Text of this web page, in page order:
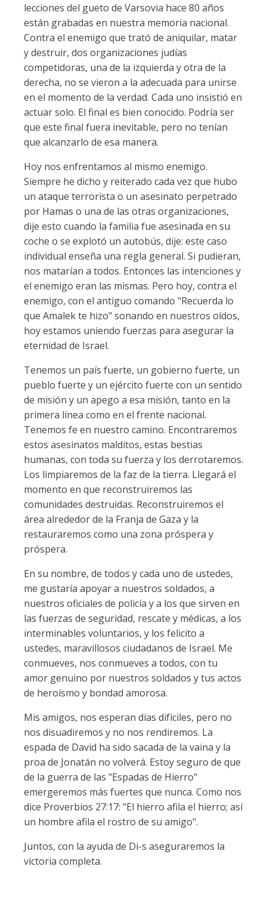
lecciones del gueto de Varsovia hace 80 años
están grabadas en nuestra memoria nacional.
Contra el enemigo que trató de aniquilar, matar
y destruir, dos organizaciones judías
competidoras, una de la izquierda y otra de la
derecha, no se vieron a la adecuada para unirse
en el momento de la verdad. Cada uno insistió en
actuar solo. El final es bien conocido. Podría ser
que este final fuera inevitable, pero no tenían
que alcanzarlo de esa manera.
Hoy nos enfrentamos al mismo enemigo.
Siempre he dicho y reiterado cada vez que hubo
un ataque terrorista o un asesinato perpetrado
por Hamas o una de las otras organizaciones,
dije esto cuando la familia fue asesinada en su
coche o se explotó un autobús, dije: este caso
individual enseña una regla general. Si pudieran,
nos matarían a todos. Entonces las intenciones y
el enemigo eran las mismas. Pero hoy, contra el
enemigo, con el antiguo comando "Recuerda lo
que Amalek te hizo" sonando en nuestros oídos,
hoy estamos uniendo fuerzas para asegurar la
eternidad de Israel.
Tenemos un país fuerte, un gobierno fuerte, un
pueblo fuerte y un ejército fuerte con un sentido
de misión y un apego a esa misión, tanto en la
primera línea como en el frente nacional.
Tenemos fe en nuestro camino. Encontraremos
estos asesinatos malditos, estas bestias
humanas, con toda su fuerza y los derrotaremos.
Los limpiaremos de la faz de la tierra. Llegará el
momento en que reconstruiremos las
comunidades destruidas. Reconstruiremos el
área alrededor de la Franja de Gaza y la
restauraremos como una zona próspera y
próspera.
En su nombre, de todos y cada uno de ustedes,
me gustaría apoyar a nuestros soldados, a
nuestros oficiales de policía y a los que sirven en
las fuerzas de seguridad, rescate y médicas, a los
interminables voluntarios, y los felicito a
ustedes, maravillosos ciudadanos de Israel. Me
conmueves, nos conmueves a todos, con tu
amor genuino por nuestros soldados y tus actos
de heroísmo y bondad amorosa.
Mis amigos, nos esperan días difíciles, pero no
nos disuadiremos y no nos rendiremos. La
espada de David ha sido sacada de la vaina y la
proa de Jonatán no volverá. Estoy seguro de que
de la guerra de las "Espadas de Hierro"
emergeremos más fuertes que nunca. Como nos
dice Proverbios 27:17: "El hierro afila el hierro; así
un hombre afila el rostro de su amigo".
Juntos, con la ayuda de Di-s aseguraremos la
victoria completa.